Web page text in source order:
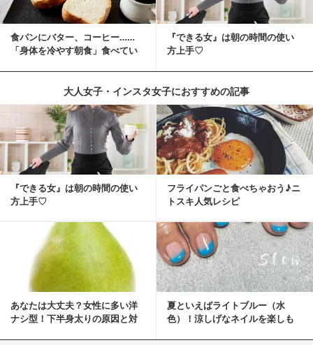
食パンにバター、コーヒー……
「身体を冷やす朝食」食べてい
『できる女』は朝の時間の使い
方上手♡
大人女子・インスタ女子におすすめの記事
『できる女』は朝の時間の使い
方上手♡
フライパンごと食べちゃおう♪ニ
トスキ人気レシピ
あなたは大丈夫？女性に多い洋
ナシ型！下半身太りの原因と対
夏といえばライトブルー（水
色）！涼しげなネイルを楽しも